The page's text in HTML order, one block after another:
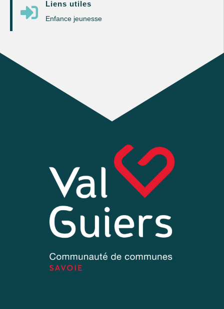
 Liens utiles
Enfance jeunesse